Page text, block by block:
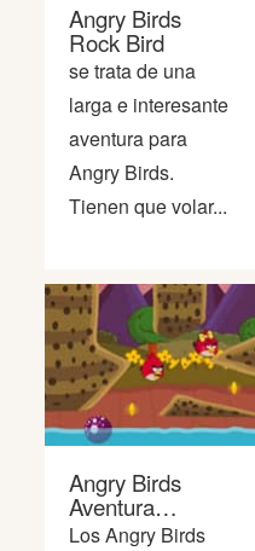
Angry Birds
Rock Bird
se trata de una
larga e interesante
aventura para
Angry Birds.
Tienen que volar...
Angry Birds
Aventura
Acuatica
Los Angry Birds